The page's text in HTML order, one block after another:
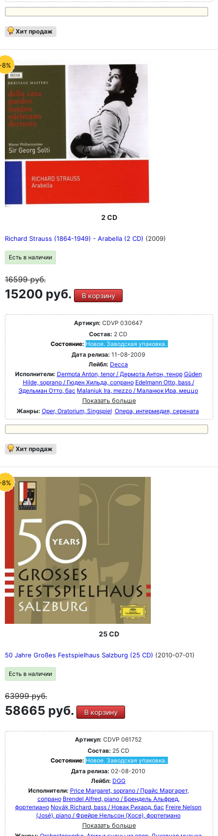
Хит продаж
8%
2 CD
Richard Strauss (1864-1949) - Arabella (2 CD) (2009)
Есть в наличии
16599руб.
15200 руб. В корзину
Артикул: CDVP 030647
Состав: 2 CD
Состояние: Новое. Заводская упаковка.
Дата релиза: 11-08-2009
Лейбл: Decca
Исполнители: Dermota Anton, tenor / Дермота Антон, тенор Güden
Hilde, soprano / Гюден Хильда, сопрано Edelmann Otto, bass /
Эдельман Отто, бас Malaniuk Ira, mezzo / Маланюк Ира, меццо
Показать больше
Жанры: Oper, Oratorium, Singspiel Опера, интермедия, серената
Хит продаж
8%
25 CD
50 Jahre Großes Festspielhaus Salzburg (25 CD) (2010-07-01)
Есть в наличии
63999руб.
58665 руб. В корзину
Артикул: CDVP 061752
Состав: 25 CD
Состояние: Новое. Заводская упаковка.
Дата релиза: 02-08-2010
Лейбл: DGG
Исполнители: Price Margaret, soprano / Прайс Маргарет,
сопрано Brendel Alfred, piano / Брендель Альфред,
фортепиано Novák Richard, bass / Новак Рихард, бас Freire Nelson
(José), piano / Фрейре Нельсон (Хосе), фортепиано
Показать больше